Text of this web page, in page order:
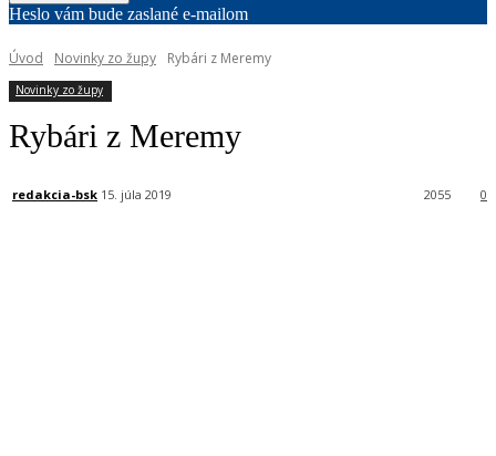
Heslo vám bude zaslané e-mailom
Úvod Novinky zo župy Rybári z Meremy
Novinky zo župy
Rybári z Meremy
redakcia-bsk 15. júla 2019 0
2055